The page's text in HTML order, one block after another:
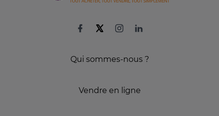
Qui sommes-nous ?
Vendre en ligne